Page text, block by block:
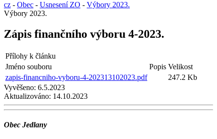
cz - Obec - Usnesení ZO - Výbory 2023.
Výbory 2023.
Zápis finančního výboru 4-2023.
Přílohy k článku
Jméno souboru
Popis Velikost
zapis-financniho-vyboru-4-202313102023.pdf
247.2 Kb
Vyvěšeno: 6.5.2023
Aktualizováno: 14.10.2023
Obec Jedlany